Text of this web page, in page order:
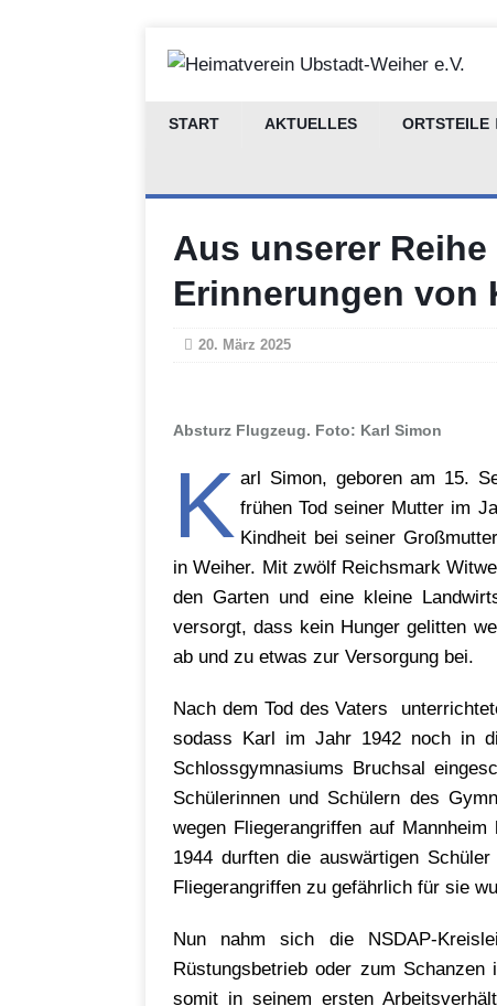
START AKTUELLES ORTSTEILE
Aus unserer
Erinnerungen von
20. März 2025
Absturz Flugzeug. Foto: Karl Simon
K arl Simon, geboren am 15.
frühen Tod seiner Mutter im
Kindheit bei seiner
in Weiher. Mit zwölf Reichsmark
den Garten und eine kleine
versorgt, dass kein Hunger gelitten
ab und zu etwas zur Versorgung bei.
Nach dem Tod des Vaters
sodass Karl im Jahr 1942 noch in
Schlossgymnasiums Bruchsal
Schülerinnen und Schülern des
wegen Fliegerangriffen auf
1944 durften die auswärtigen
Fliegerangriffen zu gefährlich für sie
Nun nahm sich die NSDAP-
Rüstungsbetrieb oder zum
somit in seinem ersten